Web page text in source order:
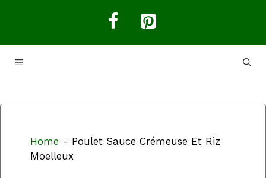
MENU
Home - Poulet Sauce Crémeuse Et Riz
Moelleux